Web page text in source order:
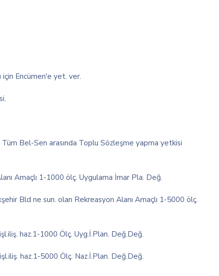
için Encümen'e yet. ver.
Bel-Sen arasında Toplu Sözleşme yapma yetkisi
Amaçlı 1-1000 ölç. Uygulama İmar Pla. Değ.
Bld ne sun. olan Rekreasyon Alanı Amaçlı 1-5000 ölç.
haz.1-1000 Ölç. Uyg.İ.Plan. Değ.Değ.
haz.1-5000 Ölç. Naz.İ.Plan. Değ.Değ.